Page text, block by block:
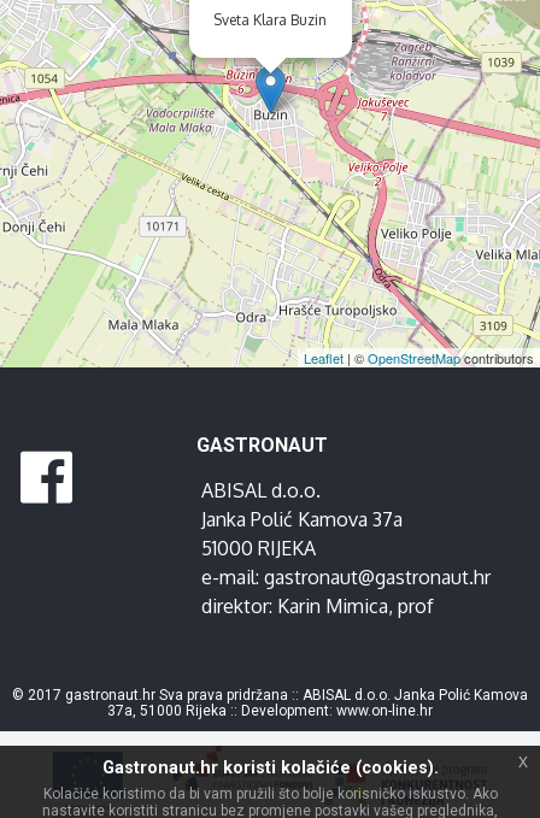
Sveta Klara Buzin
Leaflet | ©OpenStreetMapcontributors
GASTRONAUT
ABISAL d.o.o.
Janka Polić Kamova 37a
51000 RIJEKA
e-mail: gastronaut@gastronaut.hr
direktor: Karin Mimica, prof
© 2017 gastronaut.hr Sva prava pridržana :: ABISAL d.o.o. Janka Polić Kamova
37a, 51000 Rijeka :: Development: www.on-line.hr
Gastronaut.hr koristi kolačiće (cookies).
Kolačiće koristimo da bi vam pružili što bolje korisničko iskustvo. Ako
nastavite koristiti stranicu bez promjene postavki vašeg preglednika,
x